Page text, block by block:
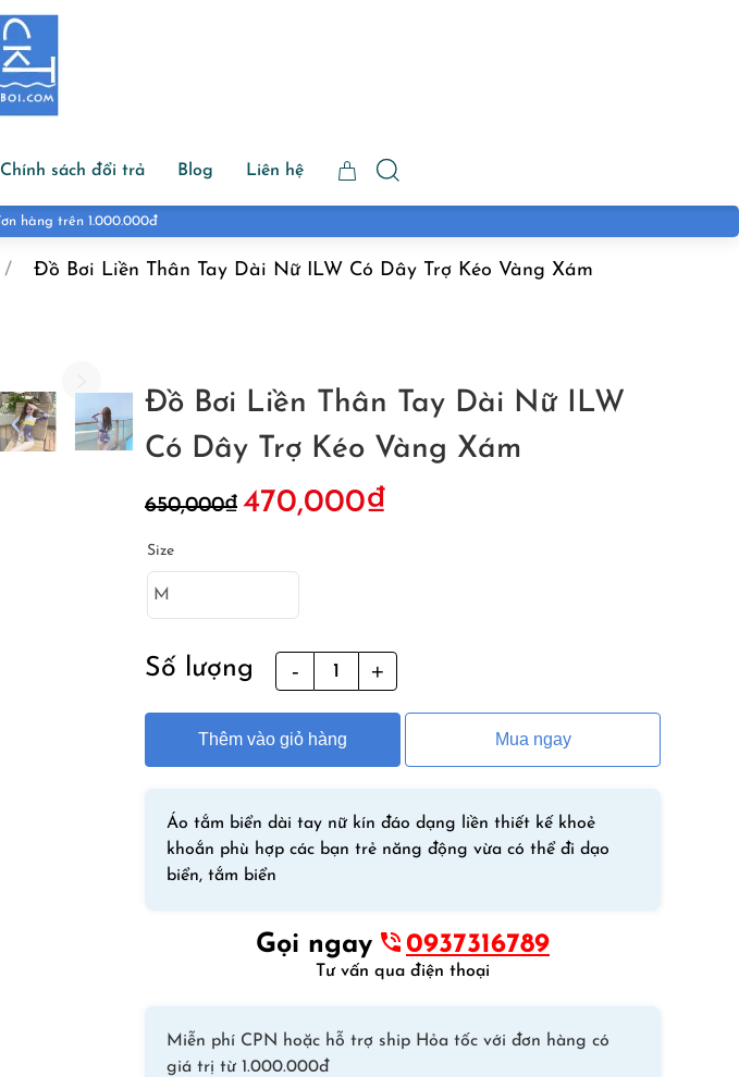
Chính sách đổi trả Blog Liên hệ
Đổi hàng đổi size trong 07 ngày
Đồ Bơi Liền Thân Tay Dài Nữ ILW Có Dây Trợ Kéo Vàng Xám
Đồ Bơi Liền Thân Tay Dài Nữ ILW
Có Dây Trợ Kéo Vàng Xám
650,000₫ gốc
470,000₫
Size
Số lượng
Bơi
Liền
Thân
Tay
Nữ
ILW
Có
Kéo
Xám
số
Thêm vào giỏ hàng Mua ngay
Áo tắm biển dài tay nữ kín đáo dạng liền thiết kế khoẻ
khoắn phù hợp các bạn trẻ năng động vừa có thể đi dạo
biển, tắm biển
Gọi ngay 0937316789
Tư vấn qua điện thoại
Miễn phí CPN hoặc hỗ trợ ship Hỏa tốc với đơn hàng có
giá trị từ 1.000.000đ